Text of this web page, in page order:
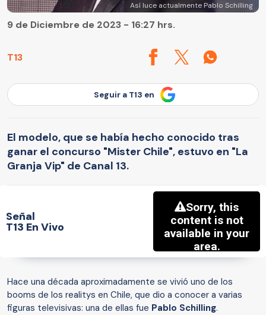
Así luce actualmente Pablo Schilling
T13
9 de Diciembre de 2023 - 16:27 hrs.
Seguir a T13 en
El modelo, que se había hecho conocido tras
ganar el concurso "Mister Chile", estuvo en "La
Granja Vip" de Canal 13.
Señal
T13 En Vivo
Hace una década aproximadamente se vivió uno de los
booms de los realitys en Chile, que dio a conocer a varias
figuras televisivas: una de ellas fue Pablo Schilling.